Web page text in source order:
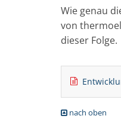
Wie genau
von
dieser Folge.
nach oben